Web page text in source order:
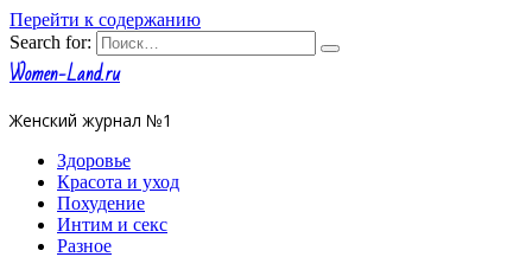
Перейти к содержанию
Search for:
Women-Land.ru
Женский журнал №1
Здоровье
Красота и уход
Похудение
Интим и секс
Разное